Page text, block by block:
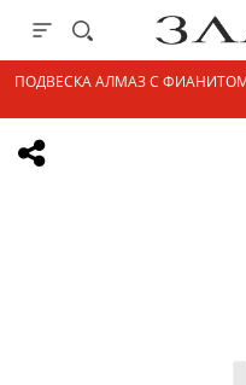
ПОДВЕСКА АЛМАЗ С ФИАНИТОМ